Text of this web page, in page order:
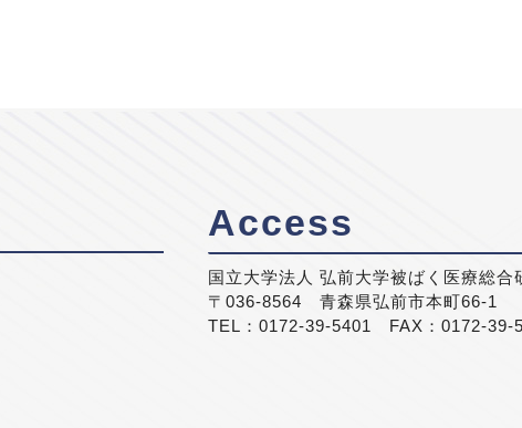
Access
国立大学法人 弘前大学被ばく医療総合
〒036-8564 青森県弘前市本町66-1
TEL：0172-39-5401 FAX：0172-39-